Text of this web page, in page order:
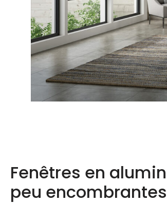
Fenêtres en
peu encombrantes